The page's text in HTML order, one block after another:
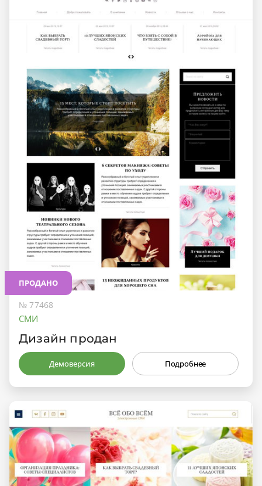
ПРОДАНО
№ 77468
СМИ
Дизайн продан
Демоверсия Подробнее